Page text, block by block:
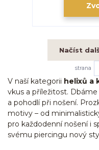
Načíst
strana
V naší kategorii helixů a
vkus a příležitost.
a pohodlí při nošení.
motivy – od
pro každodenní nošení i
svému piercingu nový